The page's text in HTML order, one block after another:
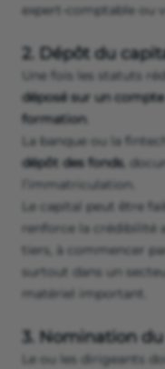
expert‑comptable ou
2. Dépôt du
Une fois les statuts
déposé sur un
formation.
La banque ou la
dépôt des fonds,
l’immatriculation.
Le capital peut être
renforce la crédibilité
tiers, à commencer
surtout dans un
matériel important.
3. Nomination
Le ou les dirigeants